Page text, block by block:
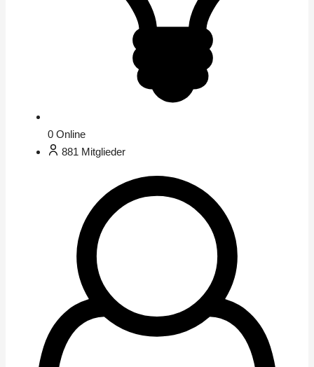
0 Online
881 Mitglieder